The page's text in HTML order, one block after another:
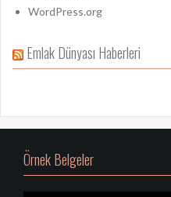
WordPress.org
Emlak Dünyası Haberleri
Örnek Belgeler